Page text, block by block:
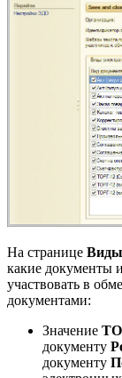
На странице Виды
какие документы
участвовать в
документами:
Значение
документу
документу